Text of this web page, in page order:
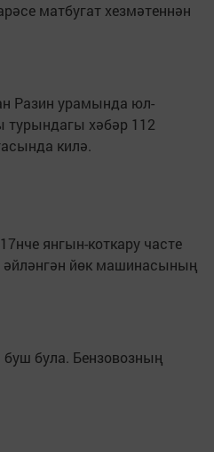
матбугат хезмәтеннән
Разин урамында юл-
турындагы хәбәр 112
килә.
янгын-коткару часте
әйләнгән йөк машинасының
була. Бензовозның